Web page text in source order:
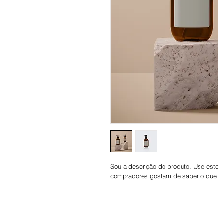
Sou a descrição do produto. Use
compradores gostam de saber o